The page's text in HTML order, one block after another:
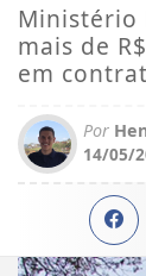
Ministério
mais de
em
Por
14/05/